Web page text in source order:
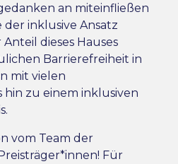
an miteinfließen
der inklusive Ansatz
dieses Hauses
Barrierefreiheit in
mit vielen
hin zu einem inklusiven
vom Team der
Für